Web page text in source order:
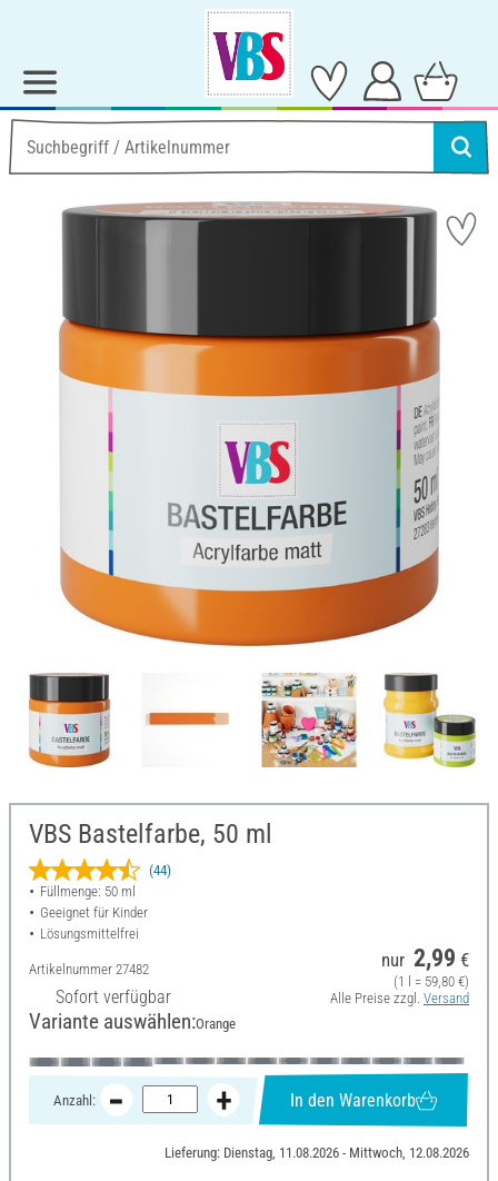
VBS Bastelfarbe, 50 ml
(44)
Füllmenge: 50 ml
Geeignet für Kinder
Lösungsmittelfrei
Artikelnummer 27482
Sofort verfügbar
nur 2,99 €
(1 l = 59,80 €)
Alle Preise zzgl. Versand
Variante auswählen:Orange
Anzahl: In den Warenkorb
Lieferung: Dienstag, 11.08.2026 - Mittwoch, 12.08.2026